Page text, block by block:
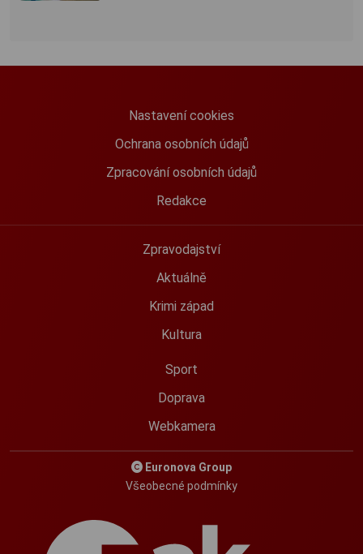
Nastavení cookies
Ochrana osobních údajů
Zpracování osobních údajů
Redakce
Zpravodajství
Aktuálně
Krimi západ
Kultura
Sport
Doprava
Webkamera
Euronova Group
Všeobecné podmínky